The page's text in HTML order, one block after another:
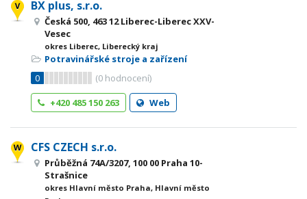
BX plus, s.r.o.
Česká 500, 463 12 Liberec-Liberec XXV-
Vesec
okres Liberec, Liberecký kraj
Potravinářské stroje a zařízení
0
(0 hodnocení)
+420 485 150 263
Web
CFS CZECH s.r.o.
Průběžná 74A/3207, 100 00 Praha 10-
Strašnice
okres Hlavní město Praha, Hlavní město